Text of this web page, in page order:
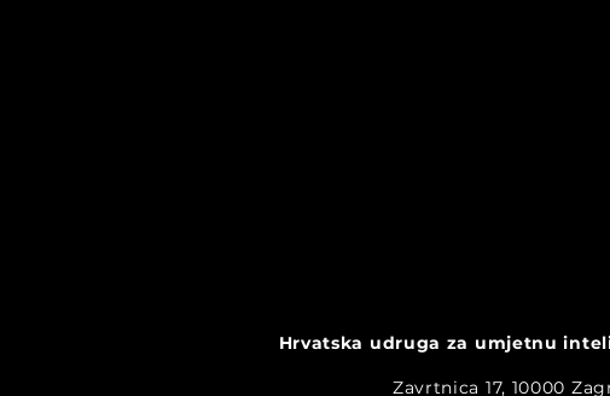
„Elements of AI“ u Zadru
Hrvatska udruga za umjetnu
Zavrtnica 17, 10000